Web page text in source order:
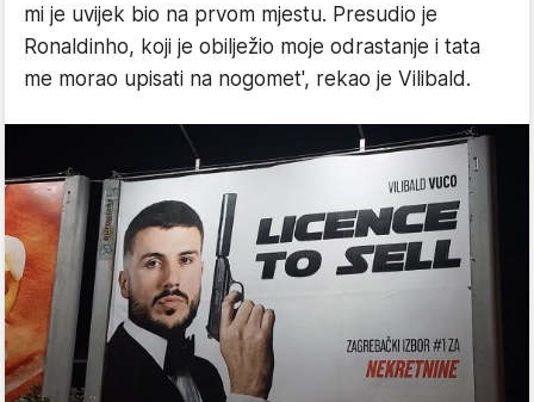
mi je uvijek bio na prvom mjestu. Presudio je
Ronaldinho, koji je obilježio moje odrastanje i tata
me morao upisati na nogomet', rekao je Vilibald.